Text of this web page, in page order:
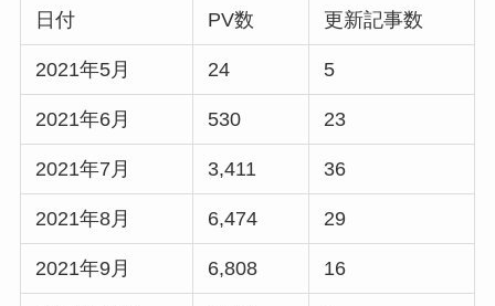
日付 PV数 更新記事数
2021年5月 24 5
2021年6月 530 23
2021年7月 3,411 36
2021年8月 6,474 29
2021年9月 6,808 16